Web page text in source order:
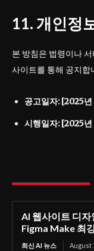
11. 개인정
본 방침은 법령이나
사이트를 통해 공지합
공고일자: [2025
시행일자: [2025
AI 웹사이트 디자
Figma Make 최
최신 AI 뉴스 August